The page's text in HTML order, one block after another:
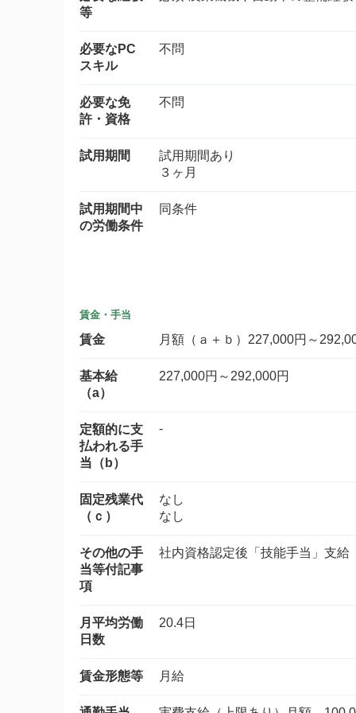
等
必要なPC
スキル
不問
必要な免
許・資格
不問
試用期間
試用期間あり
３ヶ月
試用期間中
の労働条件
同条件
賃金・手当
賃金 月額（ａ＋ｂ）227,000円～
基本給
（a）
227,000円～292,000円
定額的に支
払われる手
当（b）
-
固定残業代
（ｃ）
なし
なし
その他の手
当等付記事
項
社内資格認定後「技能手当」支給
月平均労働
日数
20.4日
賃金形態等 月給